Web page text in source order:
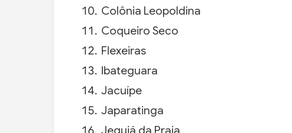
Colônia Leopoldina
Coqueiro Seco
Flexeiras
Ibateguara
Jacuípe
Japaratinga